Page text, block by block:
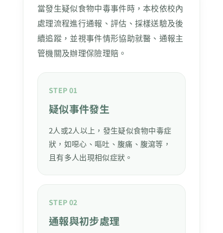
當發生疑似食物中毒事件時，本校依校內
處理流程進行通報、評估、採樣送驗及後
續追蹤，並視事件情形協助就醫、通報主
管機關及辦理保險理賠。
STEP 01
疑似事件發生
2人或2人以上，發生疑似食物中毒症
狀，如噁心、嘔吐、腹痛、腹瀉等，
且有多人出現相似症狀。
STEP 02
通報與初步處理